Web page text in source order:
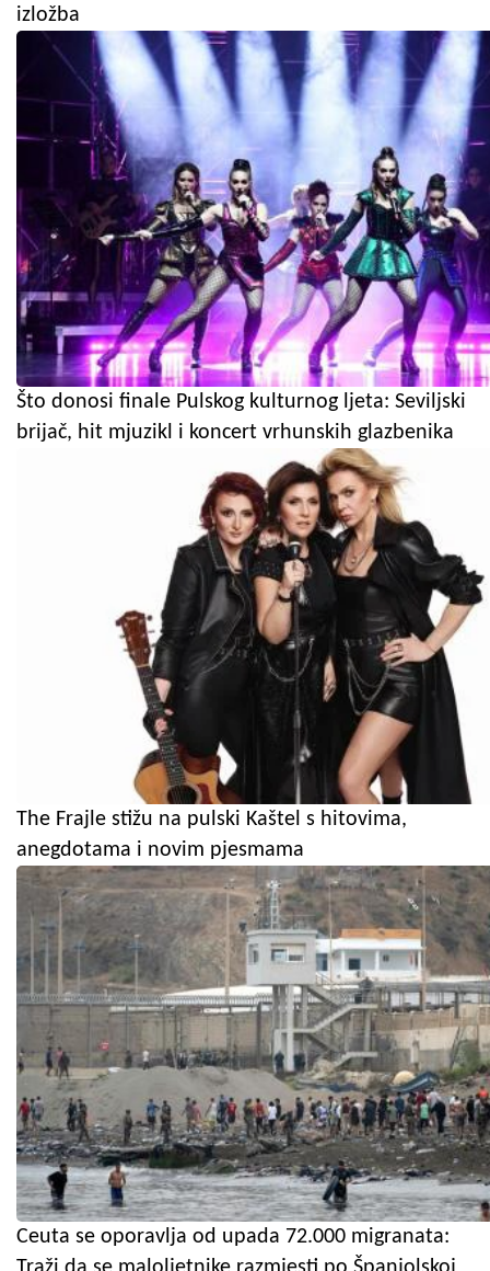
izložba
Što donosi finale Pulskog kulturnog ljeta: Seviljski
brijač, hit mjuzikl i koncert vrhunskih glazbenika
The Frajle stižu na pulski Kaštel s hitovima,
anegdotama i novim pjesmama
Ceuta se oporavlja od upada 72.000 migranata: